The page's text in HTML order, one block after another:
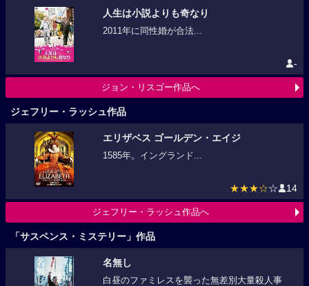
人生は小説よりも奇なり
2011年に同性婚が合法...
-
ジョン・リスゴー作品へ
ジェフリー・ラッシュ作品
エリザベス ゴールデン・エイジ
1585年。イングランド...
★★★☆☆ 14
ジェフリー・ラッシュ作品へ
「サスペンス・ミステリー」作品
名無し
白昼のファミレスを襲った無差別大量殺人事